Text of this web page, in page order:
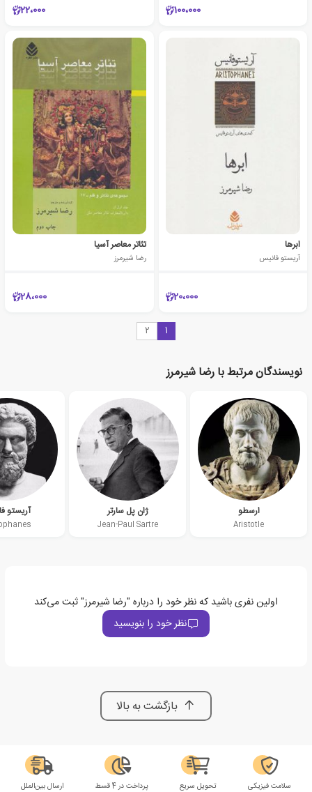
100،000 22،000
ابرها
آریستو فانیس
20،000
تئاتر معاصر آسیا
رضا شیرمرز
28،000
1
2
نویسندگان مرتبط با رضا شیرمرز
ارسطو
Aristotle
ژان پل سارتر
Jean-Paul Sartre
آریستو
اولین نفری باشید که نظر خود را درباره "رضا شیرمرز" ثبت می‌کند
نظر خود را بنویسید
بازگشت به بالا
سلامت فیزیکی تحویل سریع پرداخت در 4 قسط ارسال بین‌الملل